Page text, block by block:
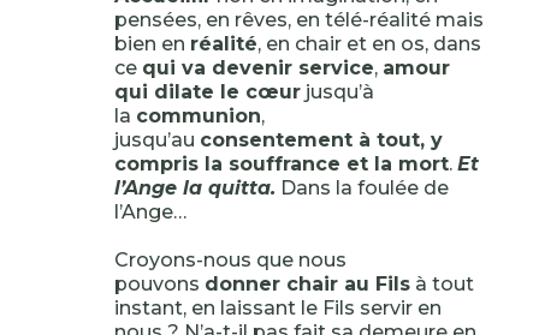
pensées, en rêves, en télé-réalité mais
bien en réalité, en chair et en os, dans
ce qui va devenir service, amour
qui dilate le cœurjusqu’à
la communion,
jusqu’au consentement à tout, y
compris la souffrance et la mort. Et
l’Ange la quitta. Dans la foulée de
l’Ange…
Croyons-nous que nous
pouvons donner chair au Filsà tout
instant, en laissant le Fils servir en